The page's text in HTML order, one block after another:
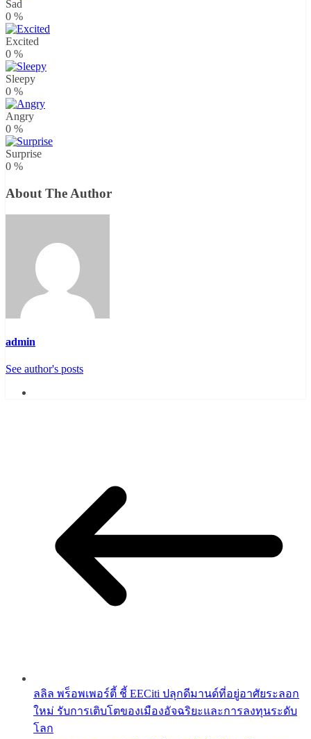
Sad
0 %
Excited
0 %
Sleepy
0 %
Angry
0 %
Surprise
0 %
About The Author
admin
See author's posts
ลลิล พร็อพเพอร์ตี้ ชี้ EECiti ปลุกดีมานด์ที่อยู่อาศัยระลอก
ใหม่ รับการเติบโตของเมืองอัจฉริยะและการลงทุนระดับ
โลก